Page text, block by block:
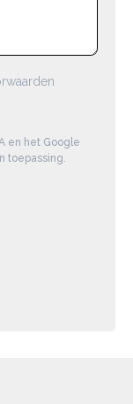
en het Google
toepassing.